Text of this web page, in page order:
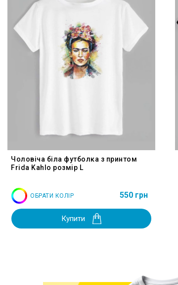
Чоловіча біла футболка з принтом
Frida Kahlo розмір L
ОБРАТИ КОЛІР 550 грн
Купити